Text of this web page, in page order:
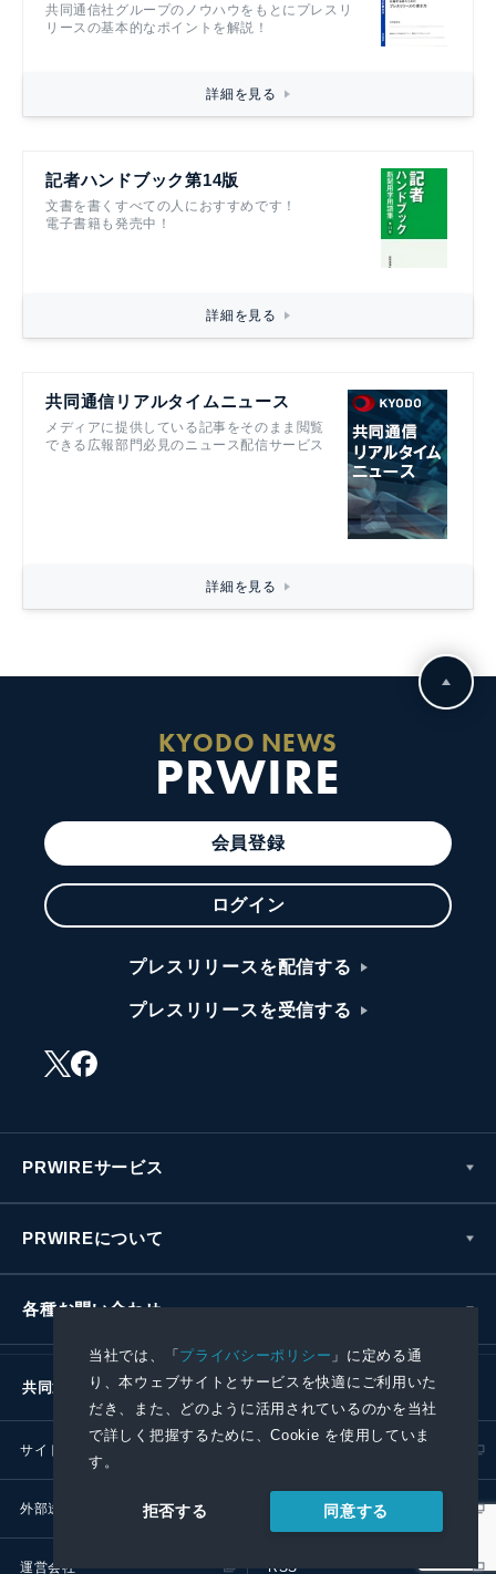
当社では、「プライバシーポリシー 」に定める通
り、本ウェブサイトとサービスを快適にご利用いた
だき、また、どのように活用されているのかを当社
で詳しく把握するために、Cookie を使用していま
す。
拒否する 同意する
共同通信社グループのノウハウをもとにプレスリ
リースの基本的なポイントを解説！
詳細を見る
記者ハンドブック第14版
文書を書くすべての人におすすめです！
電子書籍も発売中！
詳細を見る
共同通信リアルタイムニュース
メディアに提供している記事をそのまま閲覧
できる広報部門必見のニュース配信サービス
詳細を見る
KYODO NEWS
PRWIRE
会員登録
ログイン
プレスリリースを配信する
プレスリリースを受信する
PRWIREサービス
PRWIREについて
各種お問い合わせ
共同通信社グループ
サイトポリシー
外部送信ポリシー プレスリリース取扱基準
運営会社 RSS